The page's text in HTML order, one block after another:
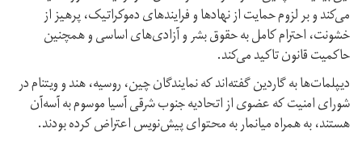
می‌کند و بر لزوم حمایت از نهادها و فرایندهای دموکراتیک، پرهیز از
خشونت، احترام کامل به حقوق بشر و آزادی‌های اساسی و همچنین
حاکمیت قانون تاکید می‌کند.
دیپلمات‌ها به گاردین گفته‌اند که نمایندگان چین،‌ روسیه، هند و ویتنام در
شورای امنیت که عضوی از اتحادیه جنوب شرقی آسیا موسوم به آسه‌آن
هستند،‌ به همراه میانمار به محتوای پیش‌نویس اعتراض کرده بودند.